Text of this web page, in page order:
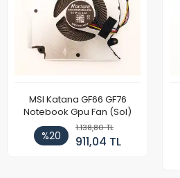
MSI Katana GF66 GF76
Notebook Gpu Fan (Sol)
%20
1.138,80 TL
911,04 TL